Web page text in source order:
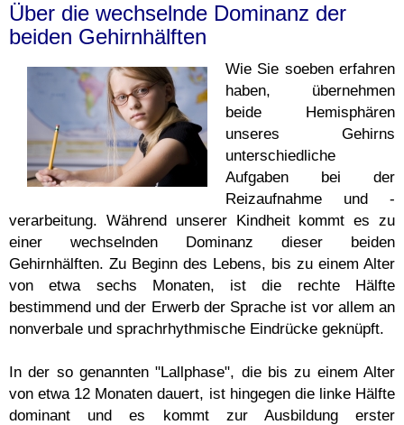
Über die wechselnde Dominanz der
beiden Gehirnhälften
Wie Sie soeben erfahren
haben, übernehmen
beide Hemisphären
unseres Gehirns
unterschiedliche
Aufgaben bei der
Reizaufnahme und -
verarbeitung. Während unserer Kindheit kommt es zu
einer wechselnden Dominanz dieser beiden
Gehirnhälften. Zu Beginn des Lebens, bis zu einem Alter
von etwa sechs Monaten, ist die rechte Hälfte
bestimmend und der Erwerb der Sprache ist vor allem an
nonverbale und sprachrhythmische Eindrücke geknüpft.
In der so genannten "Lallphase", die bis zu einem Alter
von etwa 12 Monaten dauert, ist hingegen die linke Hälfte
dominant und es kommt zur Ausbildung erster